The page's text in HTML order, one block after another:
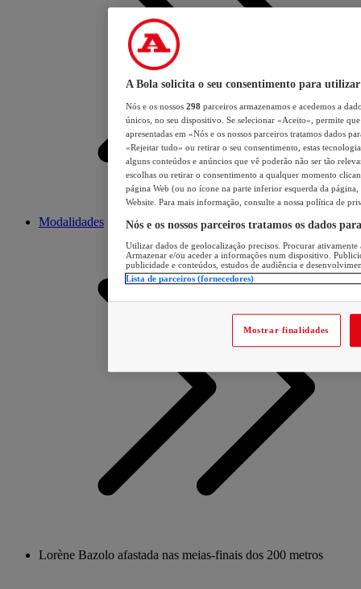
Modalidades
Lorène Bazolo afastada nas meias-finais dos 200 metros
A Bola solicita o seu consentimento para utilizar
Nós e os nossos 298 parceiros armazenamos e acedemos a
únicos, no seu dispositivo. Se selecionar «Aceito», permite
apresentadas em «Nós e os nossos parceiros tratamos dados
«Rejeitar tudo» ou retirar o seu consentimento, estas
alguns conteúdos e anúncios que vê poderão não ser tão
escolhas ou retirar o consentimento a qualquer momento
página Web (ou no ícone na parte inferior esquerda da página,
Website. Para mais informação, consulte a nossa política de
Nós e os nossos parceiros tratamos os dados
Utilizar dados de geolocalização precisos. Procurar
Armazenar e/ou aceder a informações num dispositivo.
publicidade e conteúdos, estudos de audiência e
Lista de parceiros (fornecedores)
Mostrar finalidades